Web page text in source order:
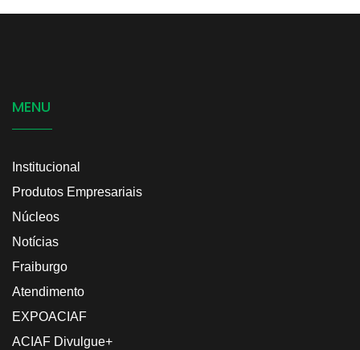
MENU
Institucional
Produtos Empresariais
Núcleos
Notícias
Fraiburgo
Atendimento
EXPOACIAF
ACIAF Divulgue+